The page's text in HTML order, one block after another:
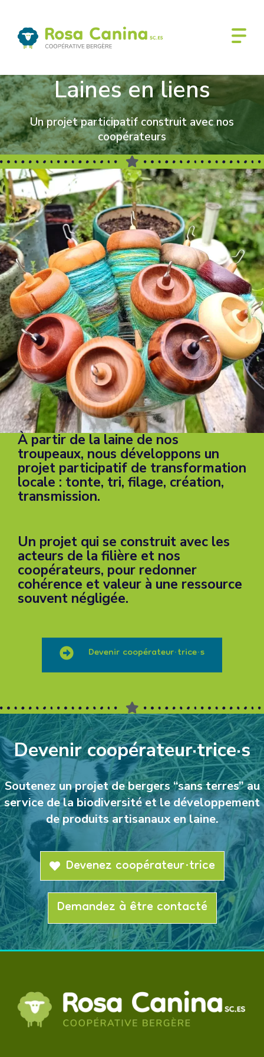
Laines en liens
Un projet participatif construit avec nos
coopérateurs
À partir de la laine de nos
troupeaux, nous développons un
projet participatif de transformation
locale : tonte, tri, filage, création,
transmission.
Un projet qui se construit avec les
acteurs de la filière et nos
coopérateurs, pour redonner
cohérence et valeur à une ressource
souvent négligée.
Devenir coopérateur·trice·s
Devenir coopérateur·trice·s
Soutenez un projet de bergers “sans terres” au
service de la biodiversité et le développement
de produits artisanaux en laine.
Devenez coopérateur·trice
Demandez à être contacté